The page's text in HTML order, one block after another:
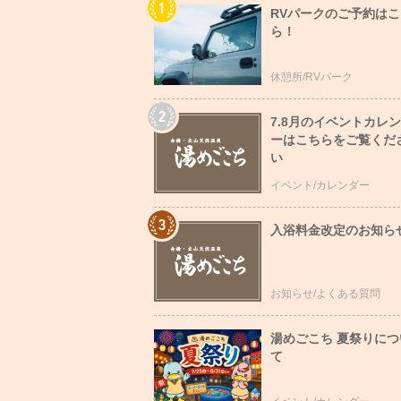
RVパークのご予約は
ら！
休憩所/RVパーク
7.8月のイベントカレ
ーはこちらをご覧くだ
い
イベント/カレンダー
入浴料金改定のお知ら
お知らせ/よくある質問
湯めごこち 夏祭りに
て